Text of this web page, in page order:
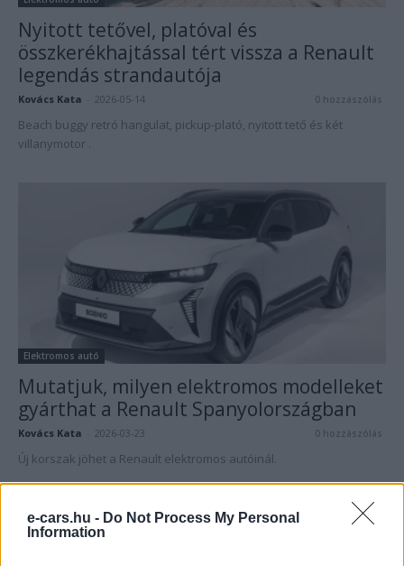
e-cars.hu - Do Not Process My Personal
Information
Nyitott tetővel, platóval és
összkerékhajtással tért vissza a Renault
legendás strandautója
Kovács Kata 2026-05-14 0 hozzászólás
Beach buggy retró hangulat, pickup-plató, nyitott tető és két
villanymotor .
Elektromos autó
Mutatjuk, milyen elektromos modelleket
gyárthat a Renault Spanyolországban
Kovács Kata 2026-03-23 0 hozzászólás
Új korszak jöhet a Renault elektromos autóinál.